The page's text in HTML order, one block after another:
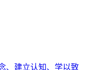
、建立认知、学以致